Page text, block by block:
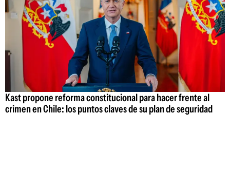
Kast propone reforma constitucional para hacer frente al
crimen en Chile: los puntos claves de su plan de seguridad